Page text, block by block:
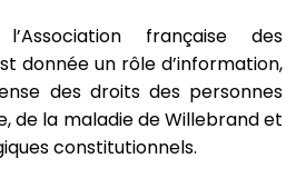
française des
donnée un rôle d’information,
des droits des personnes
de la maladie de Willebrand et
constitutionnels.